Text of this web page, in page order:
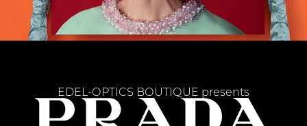
EDEL-OPTICS BOUTIQUE presents